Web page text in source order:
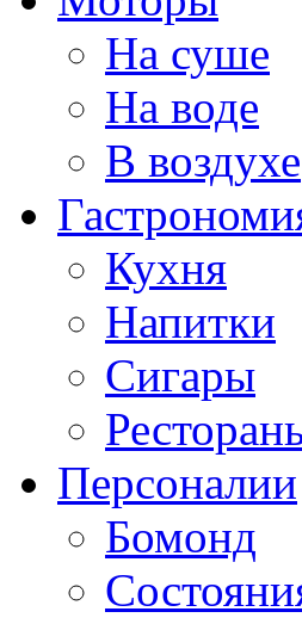
На суше
На воде
В воздухе
Кухня
Напитки
Сигары
Персоналии
Бомонд